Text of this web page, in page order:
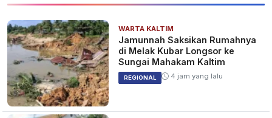
WARTA KALTIM
Jamunnah Saksikan Rumahnya
di Melak Kubar Longsor ke
Sungai Mahakam Kaltim
REGIONAL 4 jam yang lalu